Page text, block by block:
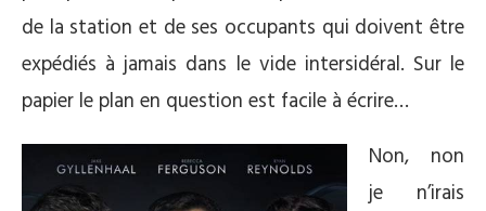
de la station et de ses occupants qui doivent être
expédiés à jamais dans le vide intersidéral. Sur le
papier le plan en question est facile à écrire…
Non, non
je n’irais